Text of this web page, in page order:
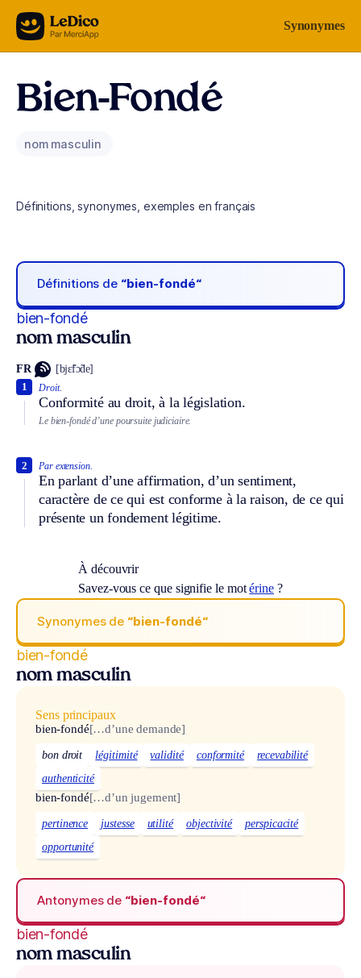
Aller au contenu Synonymes
Bien-Fondé
nom masculin
Définitions, synonymes, exemples en français
Définitions de “bien-fondé“
bien-fondé
nom masculin
FR [bjɛ̃fɔ̃de]
Droit.
Conformité au droit, à la législation.
1
Le bien-fondé d’une poursuite judiciaire.
Par extension.
En parlant d’une affirmation, d’un sentiment,
caractère de ce qui est conforme à la raison, de ce qui
présente un fondement légitime.
2
À découvrir
Savez-vous ce que signifie le motérine ?
Synonymes de “bien-fondé“
bien-fondé
nom masculin
Sens principaux
bien-fondé[…d’une demande]
bon droit légitimité validité conformité
recevabilité
authenticité
bien-fondé[…d’un jugement]
pertinence justesse utilité objectivité
perspicacité
opportunité
Antonymes de “bien-fondé“
bien-fondé
nom masculin